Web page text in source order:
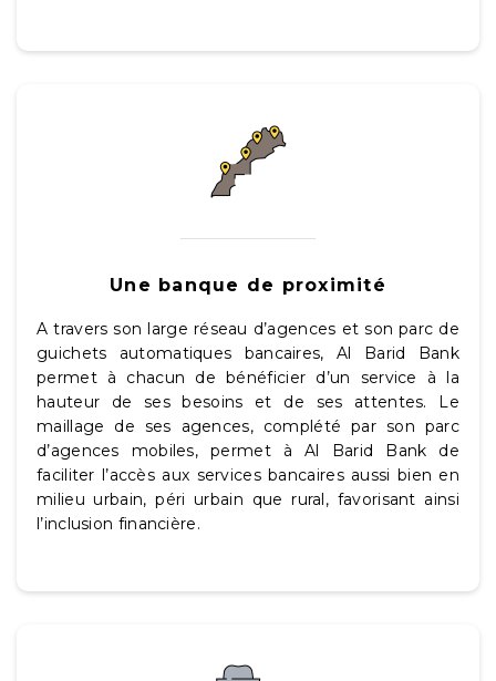
Une banque de proximité
A travers son large réseau d’agences et son parc de
guichets automatiques bancaires, Al Barid Bank
permet à chacun de bénéficier d’un service à la
hauteur de ses besoins et de ses attentes. Le
maillage de ses agences, complété par son parc
d’agences mobiles, permet à Al Barid Bank de
faciliter l’accès aux services bancaires aussi bien en
milieu urbain, péri urbain que rural, favorisant ainsi
l’inclusion financière.